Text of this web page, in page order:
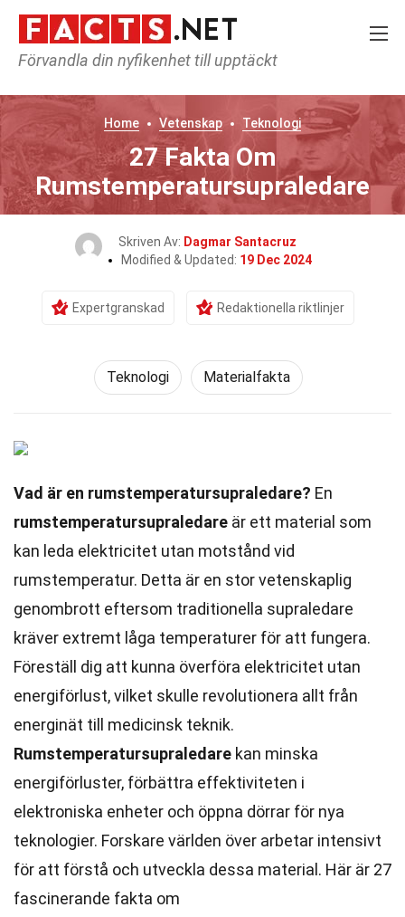
Förvandla din nyfikenhet till upptäckt
Home Vetenskap Teknologi
27 Fakta Om
Rumstemperatursupraledare
Skriven Av: Dagmar Santacruz
Modified & Updated: 19 Dec 2024
Expertgranskad Redaktionella riktlinjer
Teknologi Materialfakta
Vad är en rumstemperatursupraledare? En
rumstemperatursupraledare är ett material som
kan leda elektricitet utan motstånd vid
rumstemperatur. Detta är en stor vetenskaplig
genombrott eftersom traditionella supraledare
kräver extremt låga temperaturer för att fungera.
Föreställ dig att kunna överföra elektricitet utan
energiförlust, vilket skulle revolutionera allt från
energinät till medicinsk teknik.
Rumstemperatursupraledare kan minska
energiförluster, förbättra effektiviteten i
elektroniska enheter och öppna dörrar för nya
teknologier. Forskare världen över arbetar intensivt
för att förstå och utveckla dessa material. Här är 27
fascinerande fakta om